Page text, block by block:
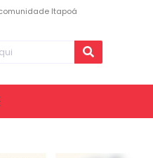
Itapoá